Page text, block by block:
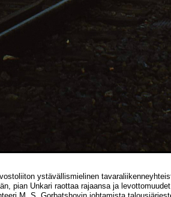
ystävällismielinen
pian Unkari raottaa rajaansa ja